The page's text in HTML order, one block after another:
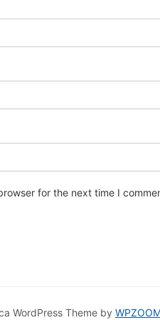
for the next time I
WordPress Theme by